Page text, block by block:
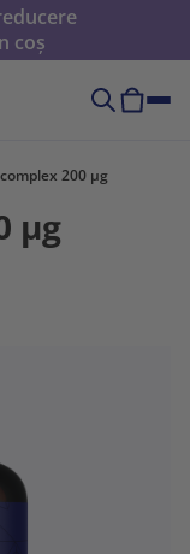
coș
200 µg
µg